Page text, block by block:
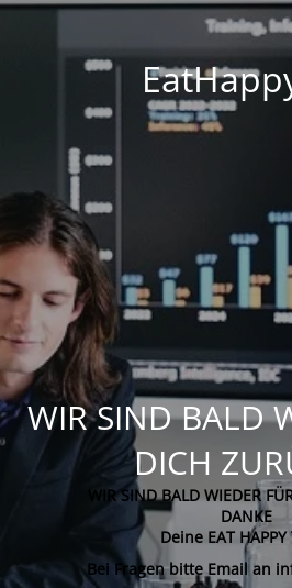
WIR SIND BALD
DICH
WIR SIND BALD WIEDER
DANKE
Deine EAT
Bei Fragen bitte Email an